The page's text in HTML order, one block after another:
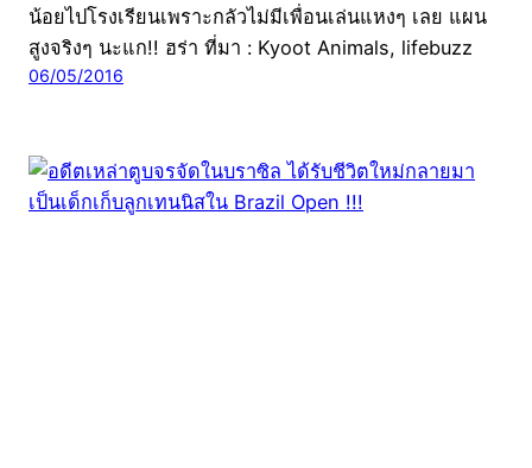
น้อยไปโรงเรียนเพราะกลัวไม่มีเพื่อนเล่นแหงๆ เลย แผน
สูงจริงๆ นะแก!! ฮร่า ที่มา : Kyoot Animals, lifebuzz
06/05/2016